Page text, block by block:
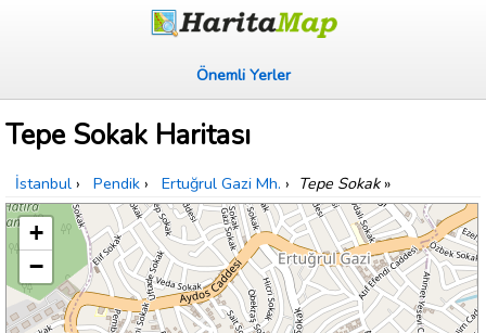
Önemli Yerler
Tepe Sokak Haritası
İstanbul › Pendik › Ertuğrul Gazi Mh. › Tepe Sokak»
+
−